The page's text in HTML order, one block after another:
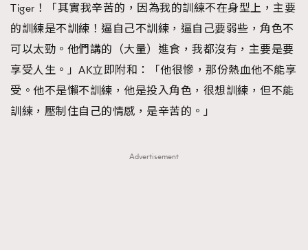
Tiger！「其實我辛苦的，因為我的訓練不在身型上，主要
的訓練是不訓練！逼自己不訓練，逼自己要弱些，角色不
可以太勁。他們講的（大量）進食，我都沒有，主要是要
享受人生。」AK立即附和：「他很慘，那份熱血他不能享
受。他不是懶不訓練，他是投入角色，很想訓練，但不能
訓練，壓制住自己的情感，是辛苦的。」
Advertisement